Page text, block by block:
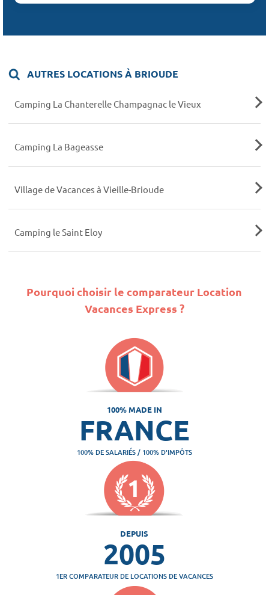
AUTRES LOCATIONS À BRIOUDE
Camping La Chanterelle Champagnac le Vieux
Camping La Bageasse
Village de Vacances à Vieille-Brioude
Camping le Saint Eloy
Pourquoi choisir le comparateur Location
Vacances Express ?
100% MADE IN
FRANCE
100% DE SALARIÉS / 100% D'IMPÔTS
DEPUIS
2005
1ER COMPARATEUR DE LOCATIONS DE VACANCES